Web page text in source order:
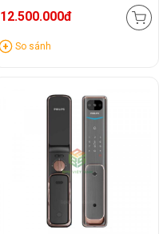
12.500.000đ
So sánh